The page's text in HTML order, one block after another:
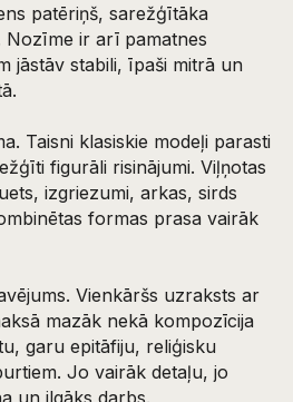
patēriņš, sarežģītāka
ir arī pamatnes
jāstāv stabili, īpaši mitrā un
Taisni klasiskie modeļi parasti
figurāli risinājumi. Viļņotas
izgriezumi, arkas, sirds
formas prasa vairāk
Vienkāršs uzraksts ar
mazāk nekā kompozīcija
garu epitāfiju, reliģisku
Jo vairāk detaļu, jo
un ilgāks darbs.